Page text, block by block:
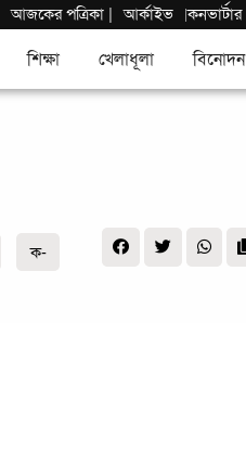
আজকের পত্রিকা | আর্কাইভ |কনভার্টার
শিক্ষা খেলাধূলা বিনোদন
ক-